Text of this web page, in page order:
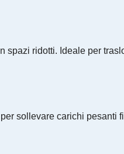
spazi ridotti. Ideale per
sollevare carichi